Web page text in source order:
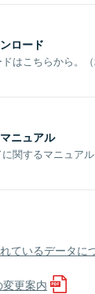
ロード
はこちらから。
ニュアル
関するマニュア
ているデータに
更案内